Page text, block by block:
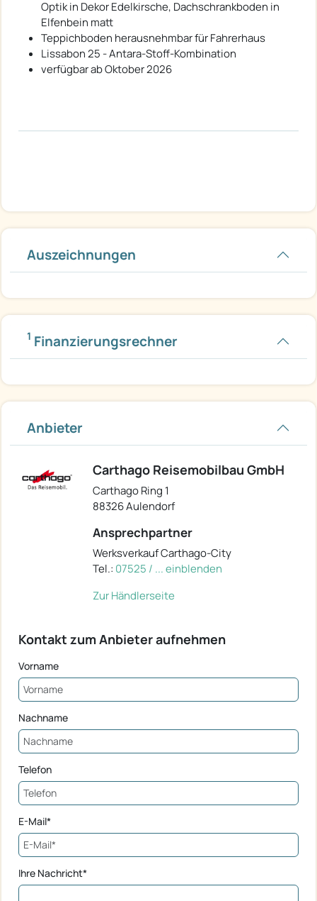
Optik in Dekor Edelkirsche, Dachschrankboden in
Elfenbein matt
Teppichboden herausnehmbar für Fahrerhaus
Lissabon 25 - Antara-Stoff-Kombination
verfügbar ab Oktober 2026
Auszeichnungen
1 Finanzierungsrechner
Anbieter
Carthago Reisemobilbau GmbH
Carthago Ring 1
88326 Aulendorf
Ansprechpartner
Werksverkauf Carthago-City
Tel.: 07525 / ... einblenden
Zur Händlerseite
Kontakt zum Anbieter aufnehmen
Vorname
Nachname
Telefon
E-Mail*
Ihre Nachricht*